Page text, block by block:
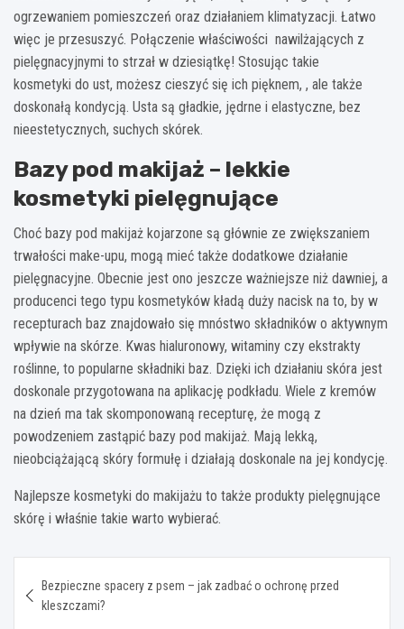
ogrzewaniem pomieszczeń oraz działaniem klimatyzacji. Łatwo
więc je przesuszyć. Połączenie właściwości nawilżających z
pielęgnacyjnymi to strzał w dziesiątkę! Stosując takie
kosmetyki do ust, możesz cieszyć się ich pięknem, , ale także
doskonałą kondycją. Usta są gładkie, jędrne i elastyczne, bez
nieestetycznych, suchych skórek.
Bazy pod makijaż – lekkie
kosmetyki pielęgnujące
Choć bazy pod makijaż kojarzone są głównie ze zwiększaniem
trwałości make-upu, mogą mieć także dodatkowe działanie
pielęgnacyjne. Obecnie jest ono jeszcze ważniejsze niż dawniej, a
producenci tego typu kosmetyków kładą duży nacisk na to, by w
recepturach baz znajdowało się mnóstwo składników o aktywnym
wpływie na skórze. Kwas hialuronowy, witaminy czy ekstrakty
roślinne, to popularne składniki baz. Dzięki ich działaniu skóra jest
doskonale przygotowana na aplikację podkładu. Wiele z kremów
na dzień ma tak skomponowaną recepturę, że mogą z
powodzeniem zastąpić bazy pod makijaż. Mają lekką,
nieobciążającą skóry formułę i działają doskonale na jej kondycję.
Najlepsze kosmetyki do makijażu to także produkty pielęgnujące
skórę i właśnie takie warto wybierać.
wpisu
Bezpieczne spacery z psem – jak zadbać o ochronę przed
kleszczami?